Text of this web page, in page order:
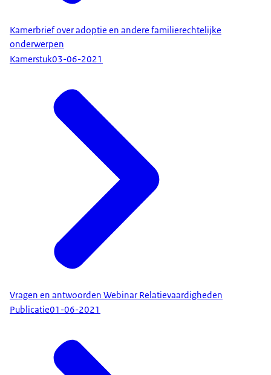
Kamerbrief over adoptie en andere familierechtelijke
onderwerpen
Kamerstuk03-06-2021
Vragen en antwoorden Webinar Relatievaardigheden
Publicatie01-06-2021